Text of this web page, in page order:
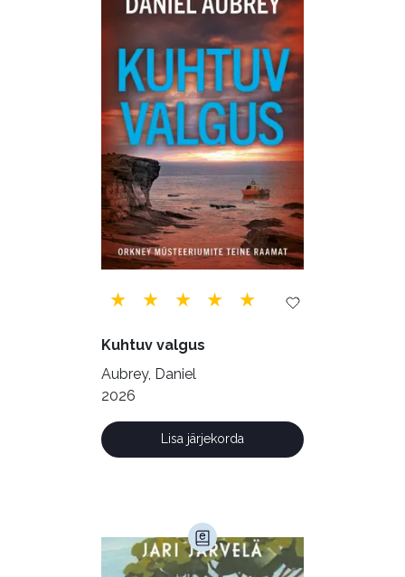
Majandus (34)
Perioodika (15)
Psühholoogia (183)
Rahandus (46)
Religioon (107)
Siseturvalisus (34)
Sport (52)
Tehnika (6)
Telekommunikatsioon (9)
Tervis (147)
Transport (8)
Ulme ja fantaasia (244)
Kuhtuv valgus
Aubrey, Daniel
2026
Lisa järjekorda